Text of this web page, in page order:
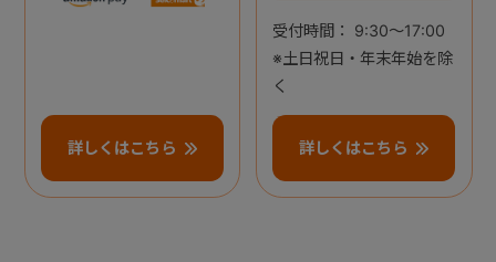
詳しくはこちら
受付時間： 9:30～17:00
※土日祝日・年末年始を除
く
詳しくはこちら